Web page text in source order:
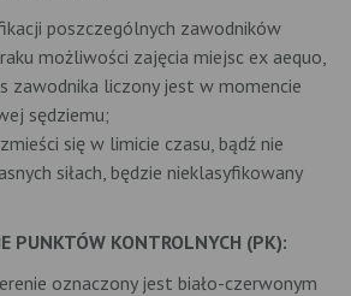
poszczególnych zawodników
możliwości zajęcia miejsc ex aequo,
zawodnika liczony jest w momencie
sędziemu;
się w limicie czasu, bądź nie
siłach, będzie nieklasyfikowany
PUNKTÓW KONTROLNYCH (PK):
oznaczony jest biało-czerwonym